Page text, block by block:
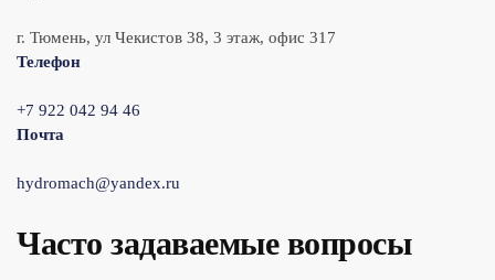
г. Тюмень, ул Чекистов 38, 3 этаж, офис 317
Телефон
+7 922 042 94 46
Почта
hydromach@yandex.ru
Часто задаваемые вопросы